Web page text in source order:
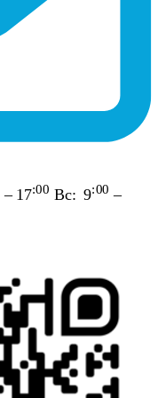
– 17:00 Вс: 9:00 –